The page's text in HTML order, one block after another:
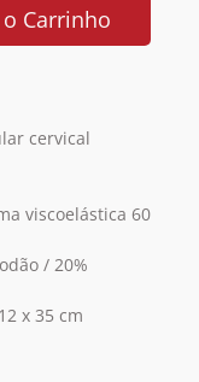
Carrinho
cervical
viscoelástica 60
/ 20%
x 35 cm